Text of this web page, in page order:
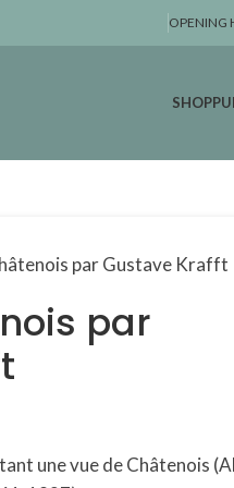
OPENING
SHOP
par Gustave Krafft
par
une vue de Châtenois